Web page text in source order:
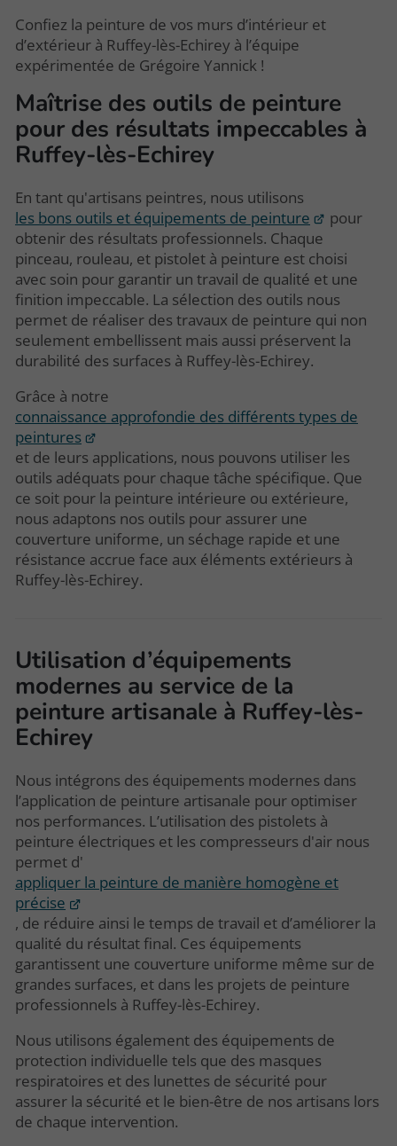
Confiez la peinture de vos murs d’intérieur et
d’extérieur à Ruffey-lès-Echirey à l’équipe
expérimentée de Grégoire Yannick !
Maîtrise des outils de peinture
pour des résultats impeccables à
Ruffey-lès-Echirey
En tant qu'artisans peintres, nous utilisons
les bons outils et équipements de peinture
pour
obtenir des résultats professionnels. Chaque
pinceau, rouleau, et pistolet à peinture est choisi
avec soin pour garantir un travail de qualité et une
finition impeccable. La sélection des outils nous
permet de réaliser des travaux de peinture qui non
seulement embellissent mais aussi préservent la
durabilité des surfaces à Ruffey-lès-Echirey.
Grâce à notre
connaissance approfondie des différents types de
peintures
et de leurs applications, nous pouvons utiliser les
outils adéquats pour chaque tâche spécifique. Que
ce soit pour la peinture intérieure ou extérieure,
nous adaptons nos outils pour assurer une
couverture uniforme, un séchage rapide et une
résistance accrue face aux éléments extérieurs à
Ruffey-lès-Echirey.
Utilisation d’équipements
modernes au service de la
peinture artisanale à Ruffey-lès-
Echirey
Nous intégrons des équipements modernes dans
l’application de peinture artisanale pour optimiser
nos performances. L’utilisation des pistolets à
peinture électriques et les compresseurs d'air nous
permet d'
appliquer la peinture de manière homogène et
précise
, de réduire ainsi le temps de travail et d’améliorer la
qualité du résultat final. Ces équipements
garantissent une couverture uniforme même sur de
grandes surfaces, et dans les projets de peinture
professionnels à Ruffey-lès-Echirey.
Nous utilisons également des équipements de
protection individuelle tels que des masques
respiratoires et des lunettes de sécurité pour
assurer la sécurité et le bien-être de nos artisans lors
de chaque intervention.